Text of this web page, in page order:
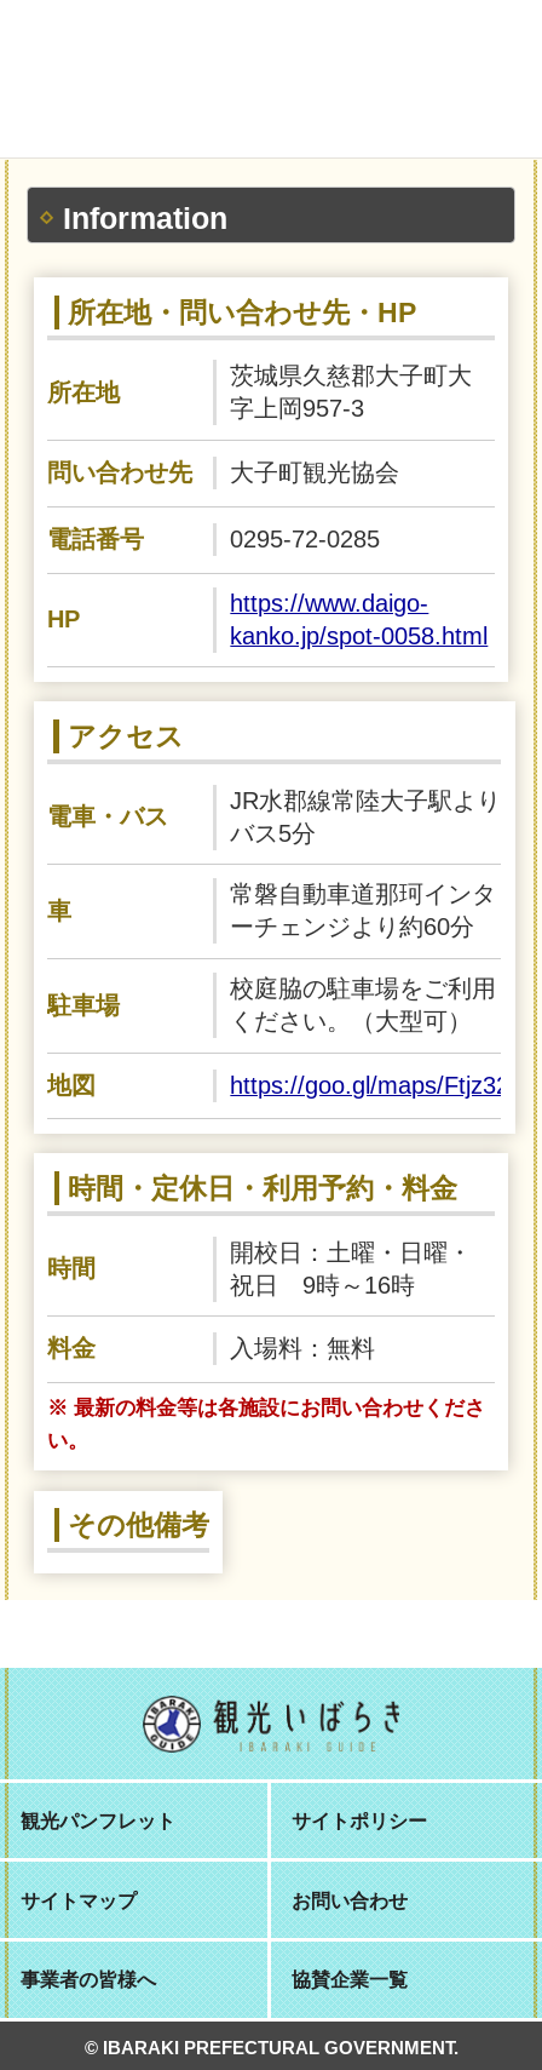
Information
所在地・問い合わせ先・HP
所在地
茨城県久慈郡大子町大
字上岡957-3
問い合わせ先 大子町観光協会
電話番号 0295-72-0285
HP
https://www.daigo-
kanko.jp/spot-0058.html
アクセス
電車・バス
JR水郡線常陸大子駅より
バス5分
車
常磐自動車道那珂インタ
ーチェンジより約60分
駐車場
校庭脇の駐車場をご利用
ください。（大型可）
地図 https://goo.gl/maps/
時間・定休日・利用予約・料金
時間
開校日：土曜・日曜・
祝日 9時～16時
料金 入場料：無料
※ 最新の料金等は各施設にお問い合わせくださ
い。
その他備考
観光パンフレット サイトポリシー
サイトマップ お問い合わせ
事業者の皆様へ 協賛企業一覧
© IBARAKI PREFECTURAL GOVERNMENT.